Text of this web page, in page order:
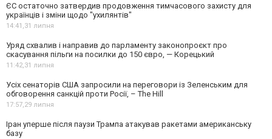
ЄС остаточно затвердив продовження тимчасового захисту для
українців і зміни щодо "ухилянтів"
14:41,31 липня
Уряд схвалив і направив до парламенту законопроєкт про
скасування пільги на посилки до 150 євро, — Корецький
11:42,31 липня
Усіх сенаторів США запросили на переговори із Зеленським для
обговорення санкцій проти Росії, – The Hill
17:57,29 липня
Іран уперше після паузи Трампа атакував ракетами американську
базу